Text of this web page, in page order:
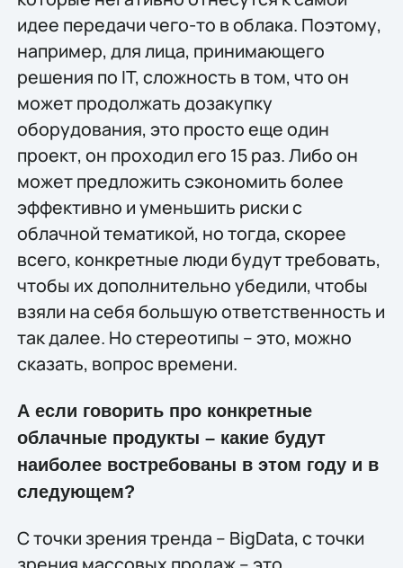
идее передачи чего-то в облака. Поэтому,
например, для лица, принимающего
решения по IT, сложность в том, что он
может продолжать дозакупку
оборудования, это просто еще один
проект, он проходил его 15 раз. Либо он
может предложить сэкономить более
эффективно и уменьшить риски с
облачной тематикой, но тогда, скорее
всего, конкретные люди будут требовать,
чтобы их дополнительно убедили, чтобы
взяли на себя большую ответственность и
так далее. Но стереотипы – это, можно
сказать, вопрос времени.
А если говорить про конкретные
облачные продукты – какие будут
наиболее востребованы в этом году и в
следующем?
С точки зрения тренда – BigData, с точки